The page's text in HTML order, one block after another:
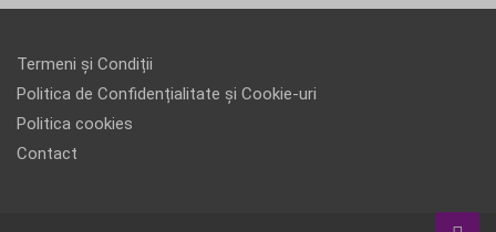
Termeni și Condiții
Politica de Confidențialitate și Cookie-uri
Politica cookies
Contact